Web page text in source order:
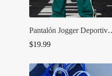
Pantalón Jogger Deportivo
Casual para Hombre –
$19.99